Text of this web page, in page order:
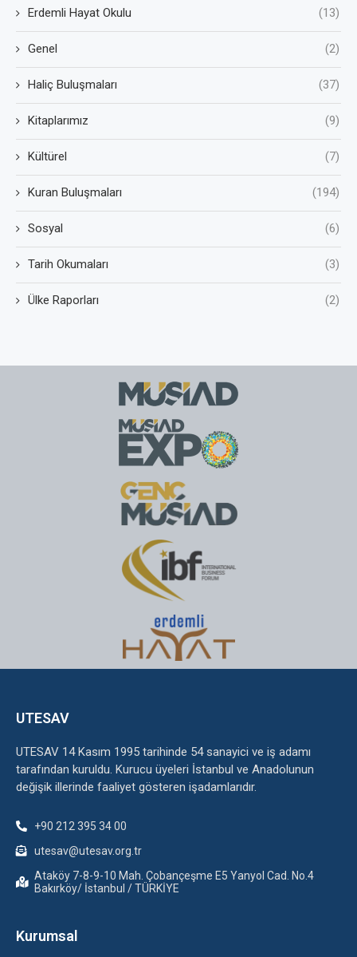
Erdemli Hayat Okulu (13)
Genel (2)
Haliç Buluşmaları (37)
Kitaplarımız (9)
Kültürel (7)
Kuran Buluşmaları (194)
Sosyal (6)
Tarih Okumaları (3)
Ülke Raporları (2)
UTESAV
UTESAV 14 Kasım 1995 tarihinde 54 sanayici ve iş adamı
tarafından kuruldu. Kurucu üyeleri İstanbul ve Anadolunun
değişik illerinde faaliyet gösteren işadamlarıdır.
+90 212 395 34 00
utesav@utesav.org.tr
Ataköy 7-8-9-10 Mah. Çobançeşme E5 Yanyol Cad. No.4
Bakırköy/ İstanbul / TÜRKİYE
Kurumsal